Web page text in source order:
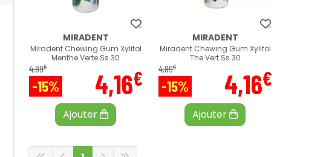
MIRADENT
Miradent Chewing Gum Xylitol
Menthe Verte Ss 30
4,89€
-15% 4,16€
Ajouter
MIRADENT
Miradent Chewing Gum Xylitol
The Vert Ss 30
4,89€
-15% 4,16€
Ajouter